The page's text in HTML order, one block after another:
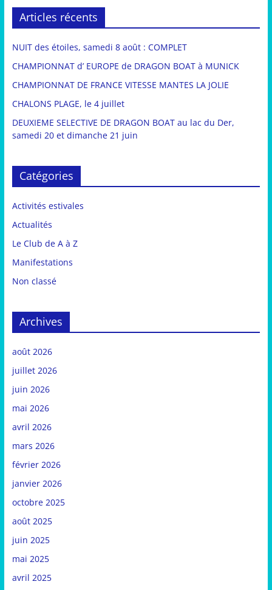
Articles récents
NUIT des étoiles, samedi 8 août : COMPLET
CHAMPIONNAT d’ EUROPE de DRAGON BOAT à MUNICK
CHAMPIONNAT DE FRANCE VITESSE MANTES LA JOLIE
CHALONS PLAGE, le 4 juillet
DEUXIEME SELECTIVE DE DRAGON BOAT au lac du Der,
samedi 20 et dimanche 21 juin
Catégories
Activités estivales
Actualités
Le Club de A à Z
Manifestations
Non classé
Archives
août 2026
juillet 2026
juin 2026
mai 2026
avril 2026
mars 2026
février 2026
janvier 2026
octobre 2025
août 2025
juin 2025
mai 2025
avril 2025